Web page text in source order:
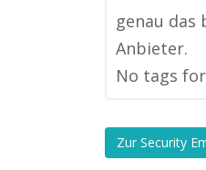
genau das
Anbieter.
No tags
Zur Security